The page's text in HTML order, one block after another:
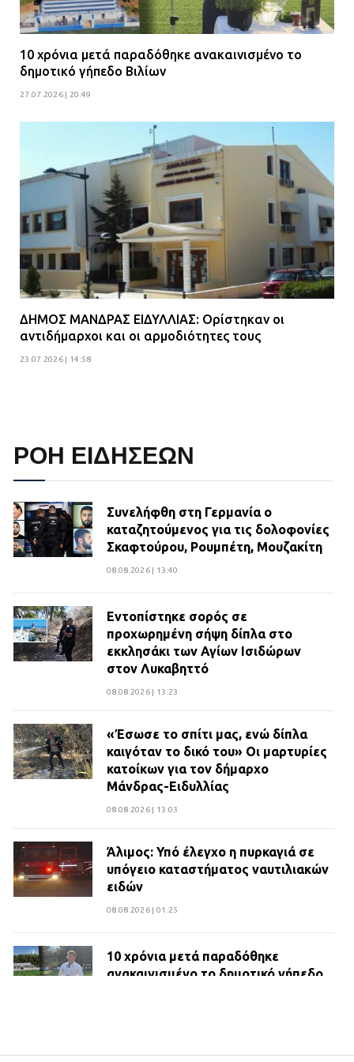
10 χρόνια μετά παραδόθηκε ανακαινισμένο το
δημοτικό γήπεδο Βιλίων
27.07.2026 | 20:49
ΔΗΜΟΣ ΜΑΝΔΡΑΣ ΕΙΔΥΛΛΙΑΣ: Ορίστηκαν οι
αντιδήμαρχοι και οι αρμοδιότητες τους
23.07.2026 | 14:58
ΡΟΗ ΕΙΔΗΣΕΩΝ
Συνελήφθη στη Γερμανία ο
καταζητούμενος για τις δολοφονίες
Σκαφτούρου, Ρουμπέτη, Μουζακίτη
08.08.2026 | 13:40
Εντοπίστηκε σορός σε
προχωρημένη σήψη δίπλα στο
εκκλησάκι των Αγίων Ισιδώρων
στον Λυκαβηττό
08.08.2026 | 13:23
«Έσωσε το σπίτι μας, ενώ δίπλα
καιγόταν το δικό του» Οι μαρτυρίες
κατοίκων για τον δήμαρχο
Μάνδρας-Ειδυλλίας
08.08.2026 | 13:03
Άλιμος: Υπό έλεγχο η πυρκαγιά σε
υπόγειο καταστήματος ναυτιλιακών
ειδών
08.08.2026 | 01:25
10 χρόνια μετά παραδόθηκε
ανακαινισμένο το δημοτικό γήπεδο